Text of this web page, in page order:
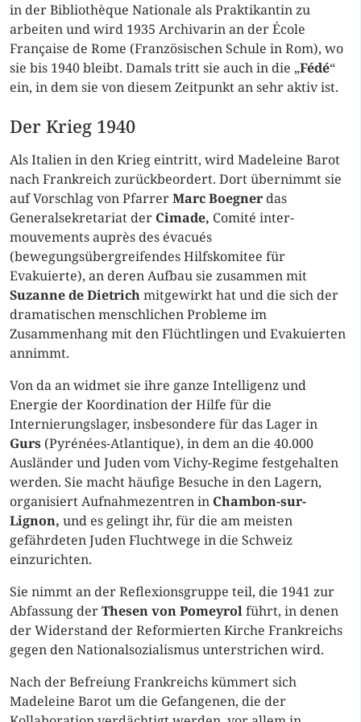
in der Bibliothèque Nationale als Praktikantin zu
arbeiten und wird 1935 Archivarin an der École
Française de Rome (Französischen Schule in Rom), wo
sie bis 1940 bleibt. Damals tritt sie auch in die „Fédé“
ein, in dem sie von diesem Zeitpunkt an sehr aktiv ist.
Der Krieg 1940
Als Italien in den Krieg eintritt, wird Madeleine Barot
nach Frankreich zurückbeordert. Dort übernimmt sie
auf Vorschlag von PfarrerMarc Boegner das
Generalsekretariat der Cimade, Comité inter-
mouvements auprès des évacués
(bewegungsübergreifendes Hilfskomitee für
Evakuierte), an deren Aufbau sie zusammen mit
Suzanne de Dietrichmitgewirkt hat und die sich der
dramatischen menschlichen Probleme im
Zusammenhang mit den Flüchtlingen und Evakuierten
annimmt.
Von da an widmet sie ihre ganze Intelligenz und
Energie der Koordination der Hilfe für die
Internierungslager, insbesondere für das Lager in
Gurs (Pyrénées-Atlantique), in dem an die 40.000
Ausländer und Juden vom Vichy-Regime festgehalten
werden. Sie macht häufige Besuche in den Lagern,
organisiert Aufnahmezentren in Chambon-sur-
Lignon, und es gelingt ihr, für die am meisten
gefährdeten Juden Fluchtwege in die Schweiz
einzurichten.
Sie nimmt an der Reflexionsgruppe teil, die 1941 zur
Abfassung derThesen von Pomeyrolführt, in denen
der Widerstand der Reformierten Kirche Frankreichs
gegen den Nationalsozialismus unterstrichen wird.
Nach der Befreiung Frankreichs kümmert sich
Madeleine Barot um die Gefangenen, die der